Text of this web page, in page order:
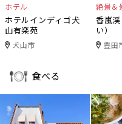
ホテル
ホテルインディゴ犬
山有楽苑
犬山市
絶景＆
香嵐
い）
豊田
食べる